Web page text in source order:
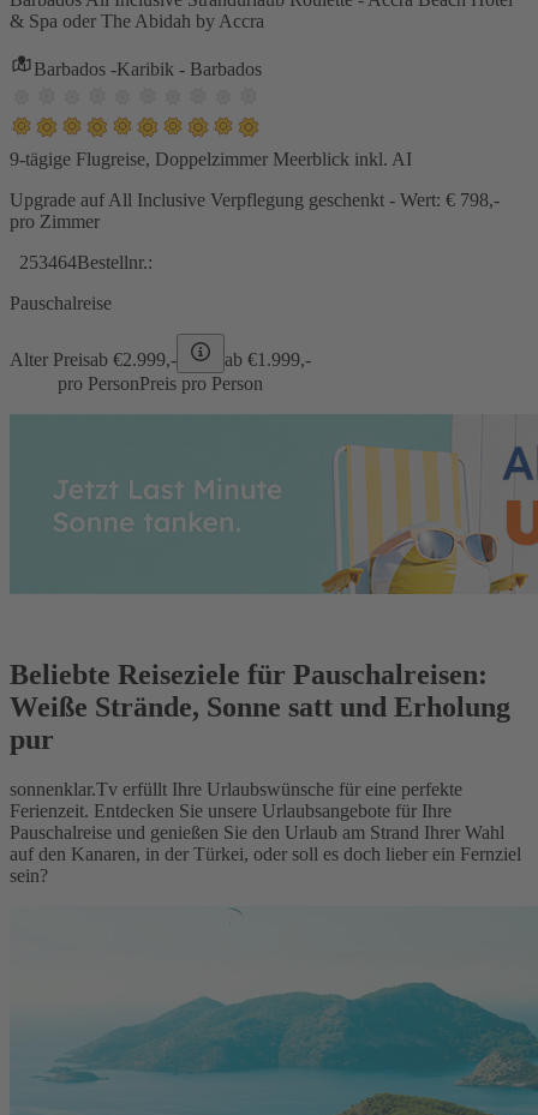
& Spa oder The Abidah by Accra
Barbados -Karibik - Barbados
9-tägige Flugreise, Doppelzimmer Meerblick inkl. AI
Upgrade auf All Inclusive Verpflegung geschenkt - Wert: € 798,-
pro Zimmer
253464Bestellnr.:
Pauschalreise
Alter Preisab €2.999,- ab €1.999,-
pro PersonPreis pro Person
Beliebte Reiseziele für Pauschalreisen:
Weiße Strände, Sonne satt und Erholung
pur
sonnenklar.Tv erfüllt Ihre Urlaubswünsche für eine perfekte
Ferienzeit. Entdecken Sie unsere Urlaubsangebote für Ihre
Pauschalreise und genießen Sie den Urlaub am Strand Ihrer Wahl
auf den Kanaren, in der Türkei, oder soll es doch lieber ein Fernziel
sein?